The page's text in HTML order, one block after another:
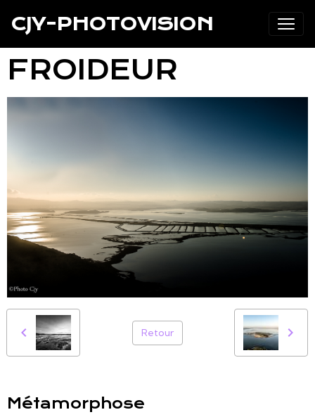
CJY-PHOTOVISION
FROIDEUR
Retour
Métamorphose